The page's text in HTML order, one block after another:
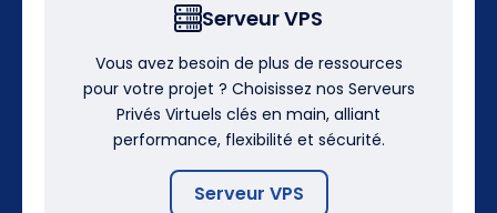
Serveur VPS
Vous avez besoin de plus de ressources
pour votre projet ? Choisissez nos Serveurs
Privés Virtuels clés en main, alliant
performance, flexibilité et sécurité.
Serveur VPS